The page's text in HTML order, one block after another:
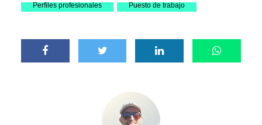
Perfiles profesionales Puesto de trabajo